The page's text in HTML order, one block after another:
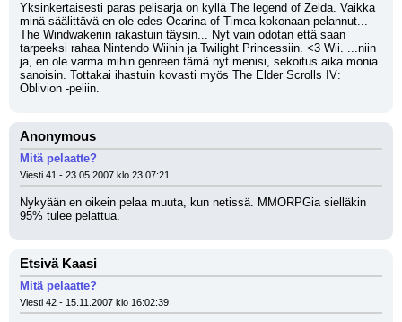
Yksinkertaisesti paras pelisarja on kyllä The legend of Zelda. Vaikka
minä säälittävä en ole edes Ocarina of Timea kokonaan pelannut...
The Windwakeriin rakastuin täysin... Nyt vain odotan että saan
tarpeeksi rahaa Nintendo Wiihin ja Twilight Princessiin. <3 Wii. ...niin
ja, en ole varma mihin genreen tämä nyt menisi, sekoitus aika monia
sanoisin. Tottakai ihastuin kovasti myös The Elder Scrolls IV:
Oblivion -peliin.
Anonymous
Mitä pelaatte?
Viesti 41 - 23.05.2007 klo 23:07:21
Nykyään en oikein pelaa muuta, kun netissä. MMORPGia sielläkin
95% tulee pelattua.
Etsivä Kaasi
Mitä pelaatte?
Viesti 42 - 15.11.2007 klo 16:02:39